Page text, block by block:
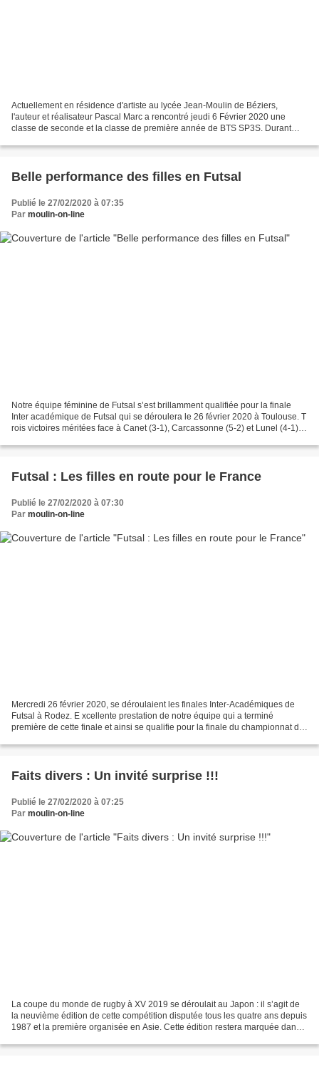
Actuellement en résidence d'artiste au lycée Jean-Moulin de Béziers,
l'auteur et réalisateur Pascal Marc a rencontré jeudi 6 Février 2020 une
classe de seconde et la classe de première année de BTS SP3S. Durant
Belle performance des filles en Futsal
Publié le 27/02/2020 à 07:35
Par moulin-on-line
Notre équipe féminine de Futsal s’est brillamment qualifiée pour la finale
Inter académique de Futsal qui se déroulera le 26 février 2020 à Toulouse. T
rois victoires méritées face à Canet (3-1), Carcassonne (5-2) et Lunel (4-1)
Futsal : Les filles en route pour le France
Publié le 27/02/2020 à 07:30
Par moulin-on-line
Mercredi 26 février 2020, se déroulaient les finales Inter-Académiques de
Futsal à Rodez. E xcellente prestation de notre équipe qui a terminé
première de cette finale et ainsi se qualifie pour la finale du championnat de
Faits divers : Un invité surprise !!!
Publié le 27/02/2020 à 07:25
Par moulin-on-line
La coupe du monde de rugby à XV 2019 se déroulait au Japon : il s’agit de
la neuvième édition de cette compétition disputée tous les quatre ans depuis
1987 et la première organisée en Asie. Cette édition restera marquée dans